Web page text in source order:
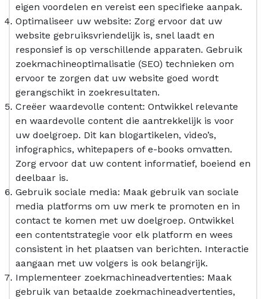
eigen voordelen en vereist een specifieke aanpak.
Optimaliseer uw website: Zorg ervoor dat uw
website gebruiksvriendelijk is, snel laadt en
responsief is op verschillende apparaten. Gebruik
zoekmachineoptimalisatie (SEO) technieken om
ervoor te zorgen dat uw website goed wordt
gerangschikt in zoekresultaten.
Creëer waardevolle content: Ontwikkel relevante
en waardevolle content die aantrekkelijk is voor
uw doelgroep. Dit kan blogartikelen, video’s,
infographics, whitepapers of e-books omvatten.
Zorg ervoor dat uw content informatief, boeiend en
deelbaar is.
Gebruik sociale media: Maak gebruik van sociale
media platforms om uw merk te promoten en in
contact te komen met uw doelgroep. Ontwikkel
een contentstrategie voor elk platform en wees
consistent in het plaatsen van berichten. Interactie
aangaan met uw volgers is ook belangrijk.
Implementeer zoekmachineadvertenties: Maak
gebruik van betaalde zoekmachineadvertenties,